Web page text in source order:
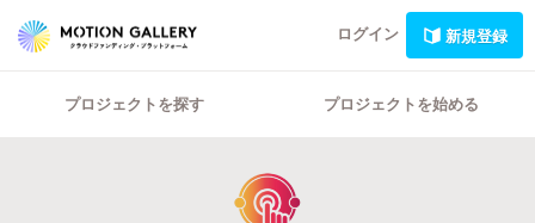
ログイン 新規登録
プロジェクトを探す プロジェクトを始める